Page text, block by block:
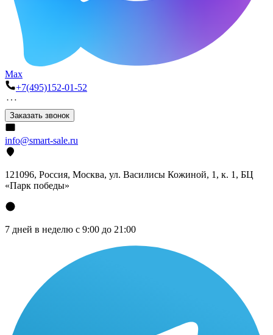
Max
+7(495)152-01-52
Заказать звонок
info@smart-sale.ru
121096, Россия, Москва, ул. Василисы Кожиной, 1, к. 1, БЦ
«Парк победы»
7 дней в неделю с 9:00 до 21:00